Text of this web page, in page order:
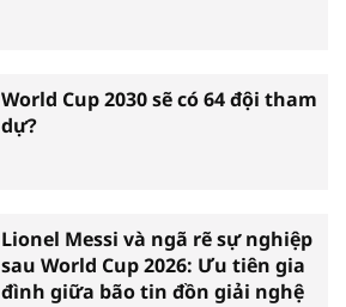
World Cup 2030 sẽ có 64 đội tham
dự?
Lionel Messi và ngã rẽ sự nghiệp
sau World Cup 2026: Ưu tiên gia
đình giữa bão tin đồn giải nghệ